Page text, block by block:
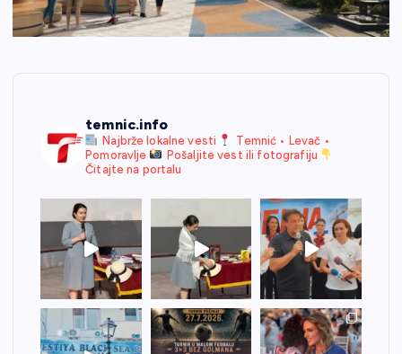
temnic.info
Najbrže lokalne vesti
Temnić • Levač •
Pomoravlje
Pošaljite vest ili fotografiju
Čitajte na portalu